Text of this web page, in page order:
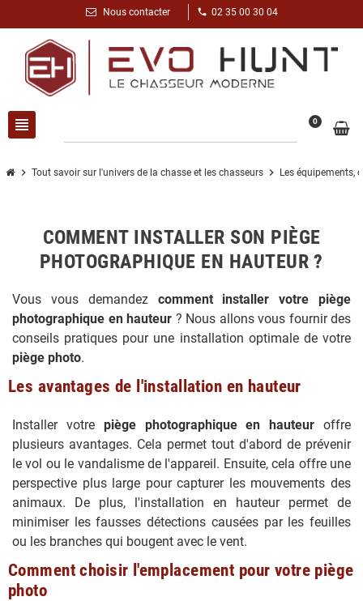
Nous contacter phone 02 35 00 30 04
view_headline 0
chevron_right Tout savoir sur l'univers de la chasse et les chasseurs chevron_right Les équipements,
COMMENT INSTALLER SON PIÈGE
PHOTOGRAPHIQUE EN HAUTEUR ?
Vous vous demandez comment installer votre piège
photographique en hauteur ? Nous allons vous fournir des
conseils pratiques pour une installation optimale de votre
piège photo.
Les avantages de l'installation en hauteur
Installer votre piège photographique en hauteur offre
plusieurs avantages. Cela permet tout d'abord de prévenir
le vol ou le vandalisme de l'appareil. Ensuite, cela offre une
perspective plus large pour capturer les mouvements des
animaux. De plus, l'installation en hauteur permet de
minimiser les fausses détections causées par les feuilles
ou les branches qui bougent avec le vent.
Comment choisir l'emplacement pour votre piège
photo